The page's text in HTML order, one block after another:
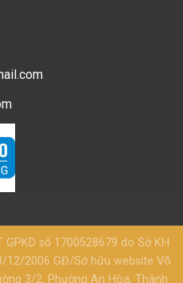
GPKD số 1700528679 do Sở KH
12/2006 GĐ/Sở hữu website Võ
3/2, Phường An Hòa, Thành